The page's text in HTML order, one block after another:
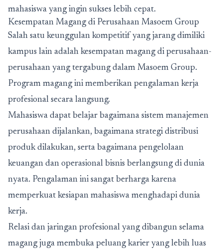
mahasiswa yang ingin sukses lebih cepat.
Kesempatan Magang di Perusahaan Masoem Group
Salah satu keunggulan kompetitif yang jarang dimiliki
kampus lain adalah kesempatan magang di perusahaan-
perusahaan yang tergabung dalam Masoem Group.
Program magang ini memberikan pengalaman kerja
profesional secara langsung.
Mahasiswa dapat belajar bagaimana sistem manajemen
perusahaan dijalankan, bagaimana strategi distribusi
produk dilakukan, serta bagaimana pengelolaan
keuangan dan operasional bisnis berlangsung di dunia
nyata. Pengalaman ini sangat berharga karena
memperkuat kesiapan mahasiswa menghadapi dunia
kerja.
Relasi dan jaringan profesional yang dibangun selama
magang juga membuka peluang karier yang lebih luas